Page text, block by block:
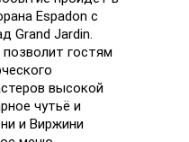
Espadon с
Grand Jardin.
гостям
высокой
чутьё и
и Виржини